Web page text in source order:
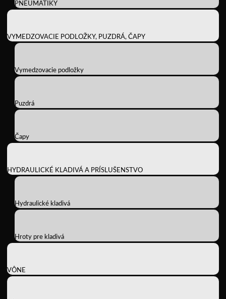
PNEUMATIKY
VYMEDZOVACIE PODLOŽKY, PUZDRÁ, ČAPY
Vymedzovacie podložky
Puzdrá
Čapy
HYDRAULICKÉ KLADIVÁ A PRÍSLUŠENSTVO
Hydraulické kladivá
Hroty pre kladivá
VÔNE